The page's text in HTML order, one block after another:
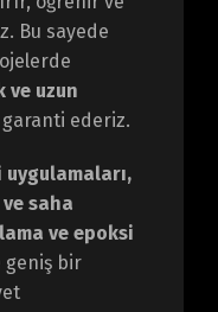
Bu sayede
ve uzun
ederiz.
saha
ve epoksi
geniş bir